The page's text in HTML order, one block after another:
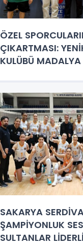
ÖZEL
ÇIKARTMASI:
KULÜBÜ
SAKARYA
ŞAMPİYONLUK
SULTANLAR